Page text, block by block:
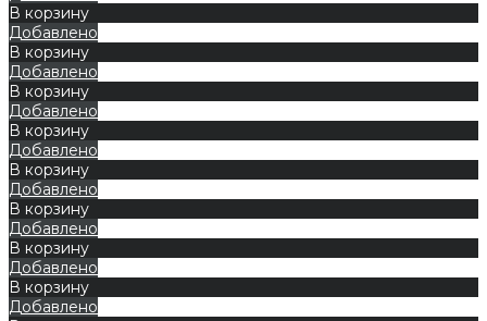
В корзину
Добавлено
В корзину
Добавлено
В корзину
Добавлено
В корзину
Добавлено
В корзину
Добавлено
В корзину
Добавлено
В корзину
Добавлено
В корзину
Добавлено